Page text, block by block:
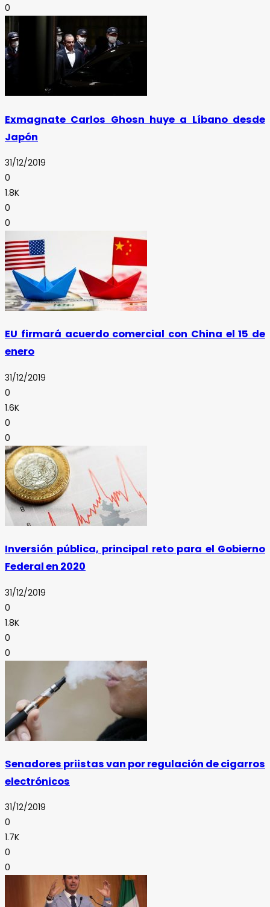
0
Exmagnate Carlos Ghosn huye a Líbano desde
Japón
31/12/2019
0
1.8K
0
0
EU firmará acuerdo comercial con China el 15 de
enero
31/12/2019
0
1.6K
0
0
Inversión pública, principal reto para el Gobierno
Federal en 2020
31/12/2019
0
1.8K
0
0
Senadores priistas van por regulación de cigarros
electrónicos
31/12/2019
0
1.7K
0
0